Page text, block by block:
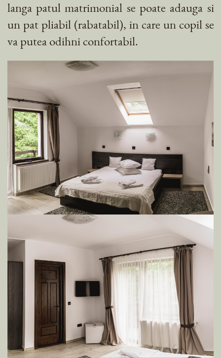
langa patul matrimonial se poate adauga si
un pat pliabil (rabatabil), in care un copil se
va putea odihni confortabil.